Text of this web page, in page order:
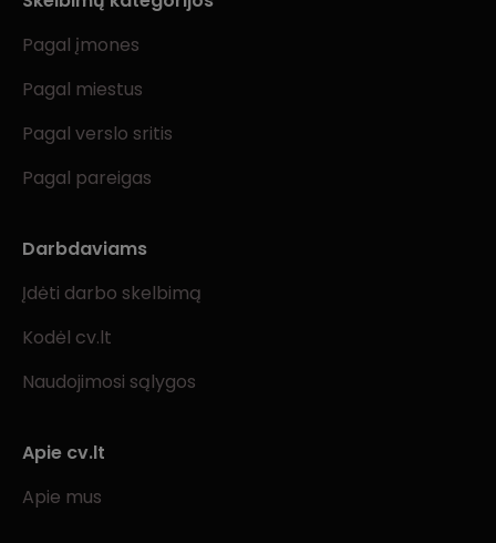
Pagal įmones
Pagal miestus
Pagal verslo sritis
Pagal pareigas
Darbdaviams
Įdėti darbo skelbimą
Kodėl cv.lt
Naudojimosi sąlygos
Apie cv.lt
Apie mus